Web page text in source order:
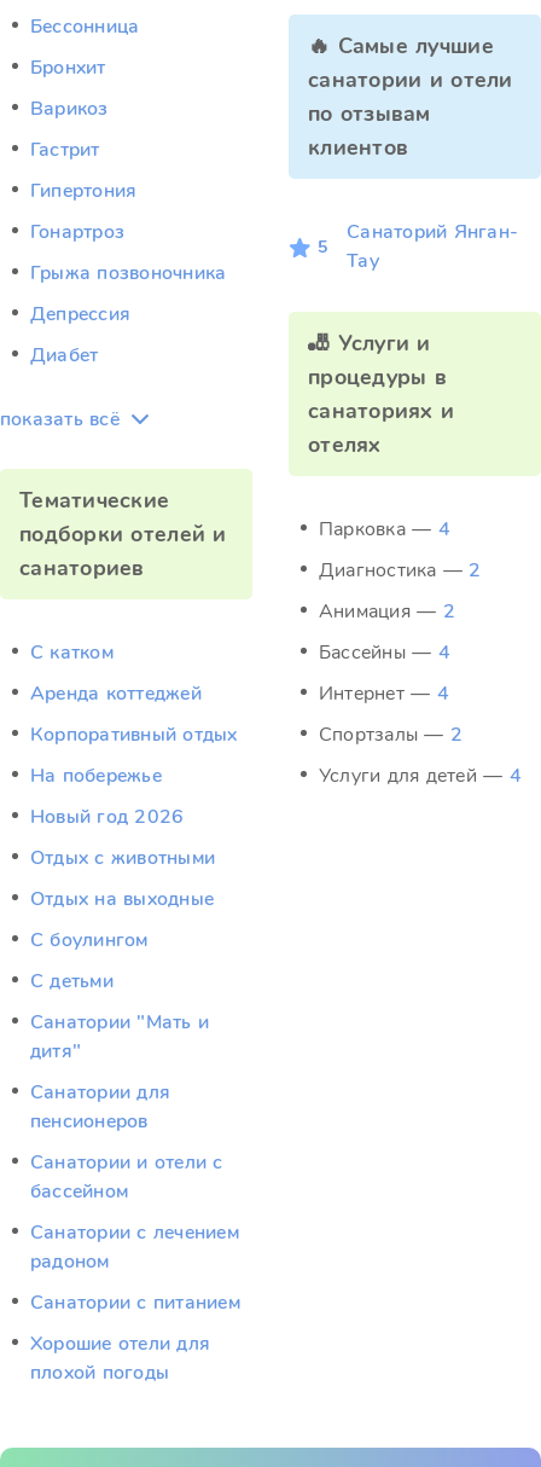
Бессонница
Бронхит
Варикоз
Гастрит
Гипертония
Гонартроз
Грыжа позвоночника
Депрессия
Диабет
показать всё
Тематические
подборки отелей и
санаториев
C катком
Аренда коттеджей
Корпоративный отдых
На побережье
Новый год 2026
Отдых c животными
Отдых на выходные
С боулингом
С детьми
Санатории "Мать и
дитя"
Санатории для
пенсионеров
Санатории и отели с
бассейном
Санатории с лечением
радоном
Санатории с питанием
Хорошие отели для
плохой погоды
🔥 Самые лучшие
санатории и отели
по отзывам
клиентов
5
Санаторий Янган-
Тау
🎳 Услуги и
процедуры в
санаториях и
отелях
Парковка — 4
Диагностика — 2
Анимация — 2
Бассейны — 4
Интернет — 4
Спортзалы — 2
Услуги для детей — 4